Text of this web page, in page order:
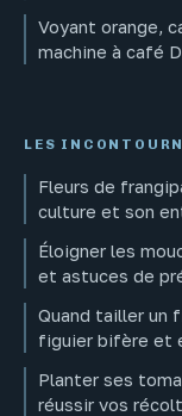
Voyant orange,
machine à café
LES
Fleurs de
culture et son
Éloigner les
et astuces de
Quand tailler un
figuier bifère et
Planter ses
réussir vos